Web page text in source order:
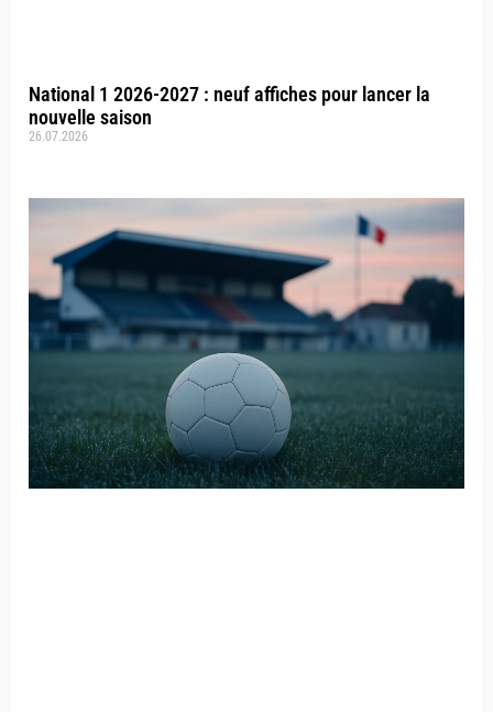
National 1 2026-2027 : neuf affiches pour lancer la
nouvelle saison
26.07.2026